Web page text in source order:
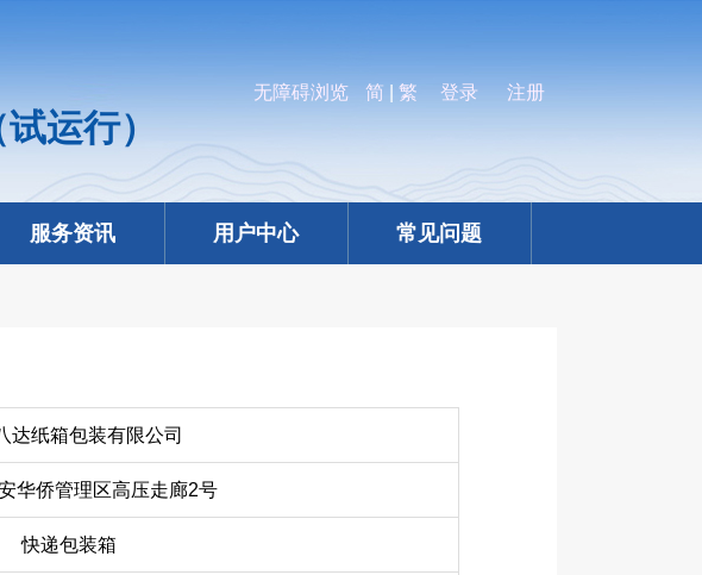
运行）
无障碍浏览 简 繁 登录 注册
服务资讯 用户中心 常见问题
达纸箱包装有限公司
华侨管理区高压走廊2号
快递包装箱